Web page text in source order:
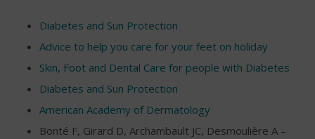
Diabetes and Sun Protection
Advice to help you care for your feet on holiday
Skin, Foot and Dental Care for people with Diabetes
Diabetes and Sun Protection
American Academy of Dermatology
Bonté F, Girard D, Archambault JC, Desmoulière A –